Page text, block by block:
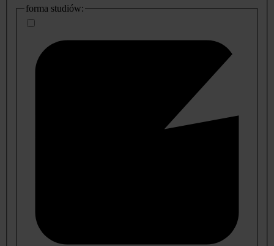
dodatkowe
informacje
forma studiów: